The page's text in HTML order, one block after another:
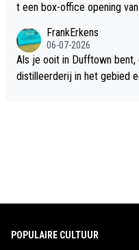
t een box-office opening
FrankErkens
06-07-2026
Als je ooit in Dufftown bent,
distilleerderij in het gebied een sterk plan.
POPULAIRE CULTUUR